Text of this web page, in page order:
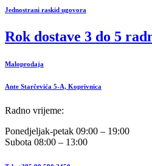
Jednostrani raskid ugovora
Rok dostave 3 do 5
Maloprodaja
Ante Starčevića 5-A, Koprivnica
Radno vrijeme:
Ponedjeljak-petak 09:00 – 19:00
Subota 08:00 – 13:00